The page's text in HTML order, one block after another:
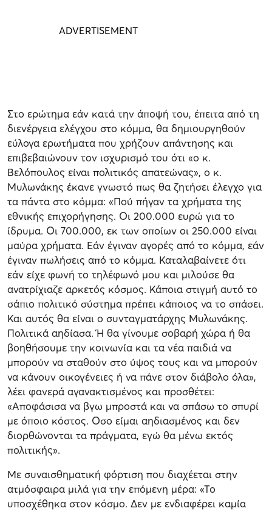
Στο ερώτημα εάν κατά την άποψή του, έπειτα από τη
διενέργεια ελέγχου στο κόμμα, θα δημιουργηθούν
εύλογα ερωτήματα που χρήζουν απάντησης και
επιβεβαιώνουν τον ισχυρισμό του ότι «ο κ.
Βελόπουλος είναι πολιτικός απατεώνας», ο κ.
Μυλωνάκης έκανε γνωστό πως θα ζητήσει έλεγχο για
τα πάντα στο κόμμα: «Πού πήγαν τα χρήματα της
εθνικής επιχορήγησης. Οι 200.000 ευρώ για το
ίδρυμα. Οι 700.000, εκ των οποίων οι 250.000 είναι
μαύρα χρήματα. Εάν έγιναν αγορές από το κόμμα, εάν
έγιναν πωλήσεις από το κόμμα. Καταλαβαίνετε ότι
εάν είχε φωνή το τηλέφωνό μου και μιλούσε θα
ανατρίχιαζε αρκετός κόσμος. Κάποια στιγμή αυτό το
σάπιο πολιτικό σύστημα πρέπει κάποιος να το σπάσει.
Και αυτός θα είναι ο συνταγματάρχης Μυλωνάκης.
Πολιτικά αηδίασα. Ή θα γίνουμε σοβαρή χώρα ή θα
βοηθήσουμε την κοινωνία και τα νέα παιδιά να
μπορούν να σταθούν στο ύψος τους και να μπορούν
να κάνουν οικογένειες ή να πάνε στον διάβολο όλα»,
λέει φανερά αγανακτισμένος και προσθέτει:
«Αποφάσισα να βγω μπροστά και να σπάσω το σπυρί
με όποιο κόστος. Οσο είμαι αηδιασμένος και δεν
διορθώνονται τα πράγματα, εγώ θα μένω εκτός
πολιτικής».
Με συναισθηματική φόρτιση που διαχέεται στην
ατμόσφαιρα μιλά για την επόμενη μέρα: «Το
υποσχέθηκα στον κόσμο. Δεν με ενδιαφέρει καμία